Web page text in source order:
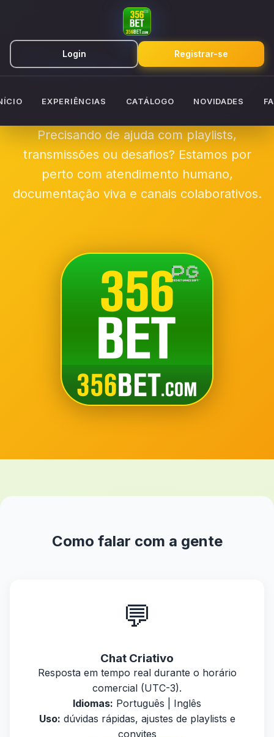
Login Registrar-se
EXPERIÊNCIAS CATÁLOGO NOVIDADES
Central 356BET
Precisando de ajuda com playlists,
transmissões ou desafios? Estamos por
perto com atendimento humano,
documentação viva e canais colaborativos.
Como falar com a gente
💬
Chat Criativo
Resposta em tempo real durante o horário
comercial (UTC-3).
Idiomas: Português | Inglês
Uso: dúvidas rápidas, ajustes de playlists e
convites